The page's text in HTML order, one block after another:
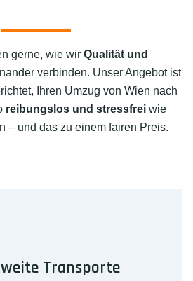
gerne, wie wir Qualität und
verbinden. Unser Angebot ist
Ihren Umzug von Wien nach
reibungslos und stressfrei wie
– und das zu einem fairen Preis.
Transporte